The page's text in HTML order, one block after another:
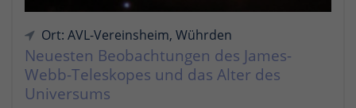
Ort: AVL-Vereinsheim, Wührden
Neuesten Beobachtungen des James-
Webb-Teleskopes und das Alter des
Universums